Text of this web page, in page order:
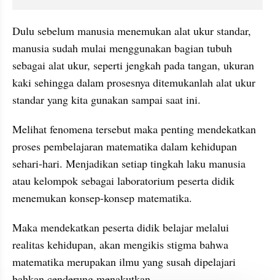
Dulu sebelum manusia menemukan alat ukur standar,
manusia sudah mulai menggunakan bagian tubuh
sebagai alat ukur, seperti jengkah pada tangan, ukuran
kaki sehingga dalam prosesnya ditemukanlah alat ukur
standar yang kita gunakan sampai saat ini.
Melihat fenomena tersebut maka penting mendekatkan
proses pembelajaran matematika dalam kehidupan
sehari-hari. Menjadikan setiap tingkah laku manusia
atau kelompok sebagai laboratorium peserta didik
menemukan konsep-konsep matematika.
Maka mendekatkan peserta didik belajar melalui
realitas kehidupan, akan mengikis stigma bahwa
matematika merupakan ilmu yang susah dipelajari